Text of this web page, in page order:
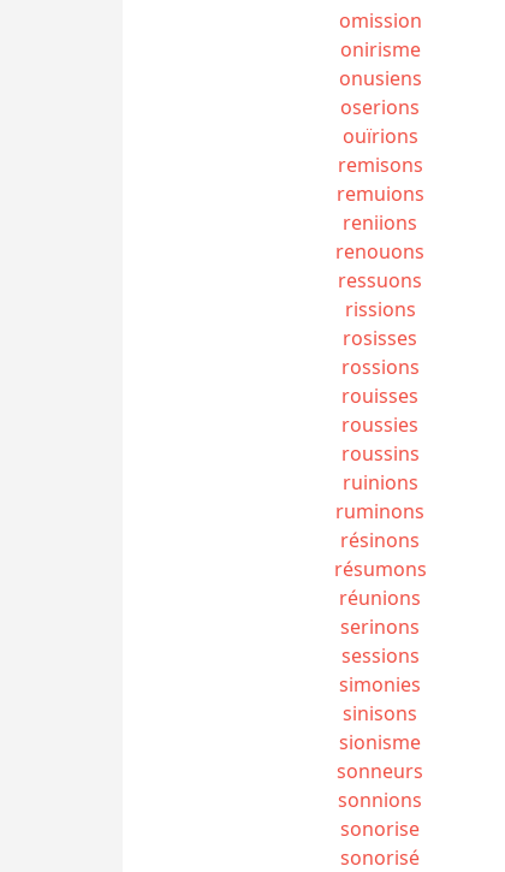
omission
onirisme
onusiens
oserions
ouïrions
remisons
remuions
reniions
renouons
ressuons
rissions
rosisses
rossions
rouisses
roussies
roussins
ruinions
ruminons
résinons
résumons
réunions
serinons
sessions
simonies
sinisons
sionisme
sonneurs
sonnions
sonorise
sonorisé